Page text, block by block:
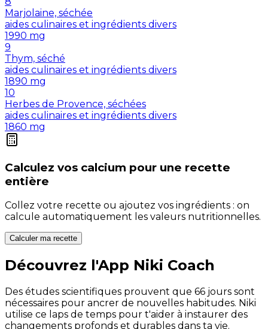
Marjolaine, séchée
aides culinaires et ingrédients divers
1990 mg
9
Thym, séché
aides culinaires et ingrédients divers
1890 mg
10
Herbes de Provence, séchées
aides culinaires et ingrédients divers
1860 mg
Calculez vos calcium pour une recette
entière
Collez votre recette ou ajoutez vos ingrédients : on
calcule automatiquement les valeurs nutritionnelles.
Calculer ma recette
Découvrez l'App Niki Coach
Des études scientifiques prouvent que 66 jours sont
nécessaires pour ancrer de nouvelles habitudes. Niki
utilise ce laps de temps pour t'aider à instaurer des
changements profonds et durables dans ta vie.